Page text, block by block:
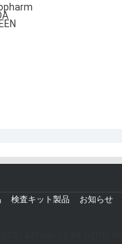
検査キット製品 お知らせ